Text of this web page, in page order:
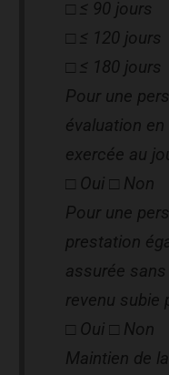
□ ≤ 90 jours
□ ≤ 120 jours
□ ≤ 180 jours
Pour une
évaluation
exercée au
□ Oui □ Non
Pour une
prestation
assurée
revenu subie
□ Oui □ Non
Maintien de